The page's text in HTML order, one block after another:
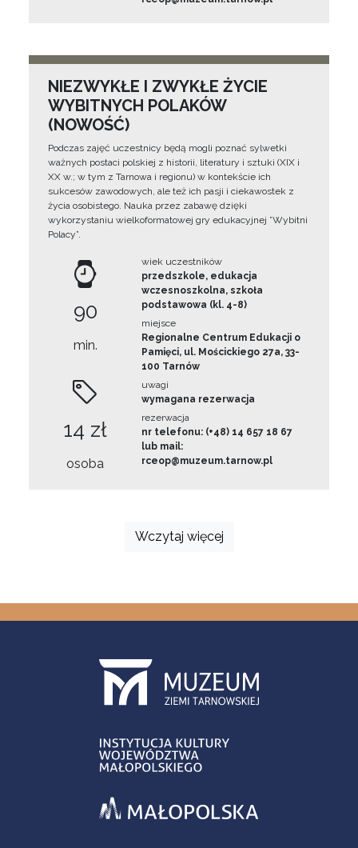
NIEZWYKŁE I ZWYKŁE ŻYCIE
WYBITNYCH POLAKÓW
(NOWOŚĆ)
Podczas zajęć uczestnicy będą mogli poznać sylwetki
ważnych postaci polskiej z historii, literatury i sztuki (XIX i
XX w.; w tym z Tarnowa i regionu) w kontekście ich
sukcesów zawodowych, ale też ich pasji i ciekawostek z
życia osobistego. Nauka przez zabawę dzięki
wykorzystaniu wielkoformatowej gry edukacyjnej ”Wybitni
Polacy”.
90
min.
14 zł
osoba
wiek uczestników
przedszkole, edukacja
wczesnoszkolna, szkoła
podstawowa (kl. 4-8)
miejsce
Regionalne Centrum Edukacji o
Pamięci, ul. Mościckiego 27a, 33-
100 Tarnów
uwagi
wymagana rezerwacja
rezerwacja
nr telefonu: (+48) 14 657 18 67
lub mail:
rceop@muzeum.tarnow.pl
Wczytaj więcej